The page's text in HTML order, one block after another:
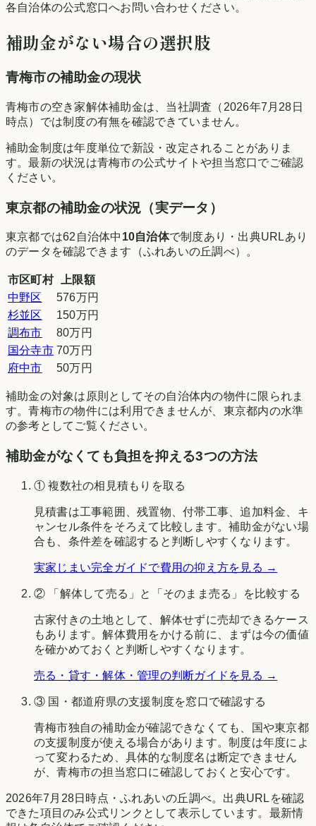
各自治体の公式窓口へお問い合わせください。
補助金がない場合の選択肢
青梅市の補助金の現状
青梅市の空き家解体補助金は、当社調査（2026年7月28日
時点）では制度の有無を確認できていません。
補助金制度は年度単位で新設・改定されることがありま
す。最新の状況は青梅市の公式サイトや担当窓口でご確認
ください。
東京都の補助金の状況（実データ）
東京都では62 自治体中 10自治体で制度あり・出典URLあり
のデータを確認できます（ふれあいの丘調べ）。
市区町村
上限額
中野区
576万円
杉並区
150万円
調布市
80万円
国分寺市 70万円
府中市
50万円
補助金の対象は原則としてその自治体内の物件に限られま
す。青梅市の物件には利用できませんが、 東京都内の水準
の参考としてご覧ください。
補助金がなくても負担を抑える3つの方法
① 複数社の相見積もりを取る
見積書は工事範囲、残置物、付帯工事、追加料金、キ
ャンセル条件をそろえて比較します。補助金がない場
合も、条件差を確認すると判断しやすくなります。
実家じまい完全ガイドで費用の抑え方を見る →
② 「解体して売る」と「そのまま売る」を比較する
古家付きの土地として、解体せずに売却できるケース
もあります。解体費用をかける前に、まずは今の価値
を確かめておくと判断しやすくなります。
売る・貸す・解体・管理の判断ガイドを見る →
③ 国・都道府県の支援制度を窓口で確認する
青梅市独自の補助金が確認できなくても、国や東京都
の支援制度が使える場合があります。制度は年度によ
って変わるため、具体的な制度名は断定できません
が、青梅市の担当窓口に確認しておくと安心です。
2026年7月28日時点 ・ふれあいの丘調べ。出典URLを確認
できた項目のみ公式リンクとして表示しています。最新情